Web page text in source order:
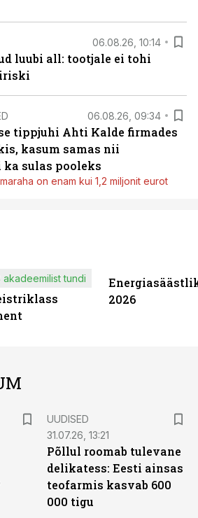
06.08.26, 10:14
luubi all: tootjale ei tohi
06.08.26, 09:34
tippjuhi Ahti Kalde firmades
kasum samas nii
sulas pooleks
on enam kui 1,2 miljonit eurot
akadeemilist tundi
2026
UUDISED
31.07.26, 13:21
Põllul roomab tulevane
delikatess: Eesti ainsas
teofarmis kasvab 600
000 tigu